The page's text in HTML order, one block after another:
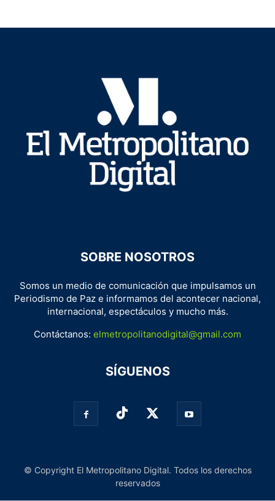
SOBRE NOSOTROS
Somos un medio de comunicación que impulsamos un
Periodismo de Paz e informamos del acontecer nacional,
internacional, espectáculos y mucho más.
Contáctanos: elmetropolitanodigital@gmail.com
SÍGUENOS
© Copyright El Metropolitano Digital. Todos los derechos
reservados